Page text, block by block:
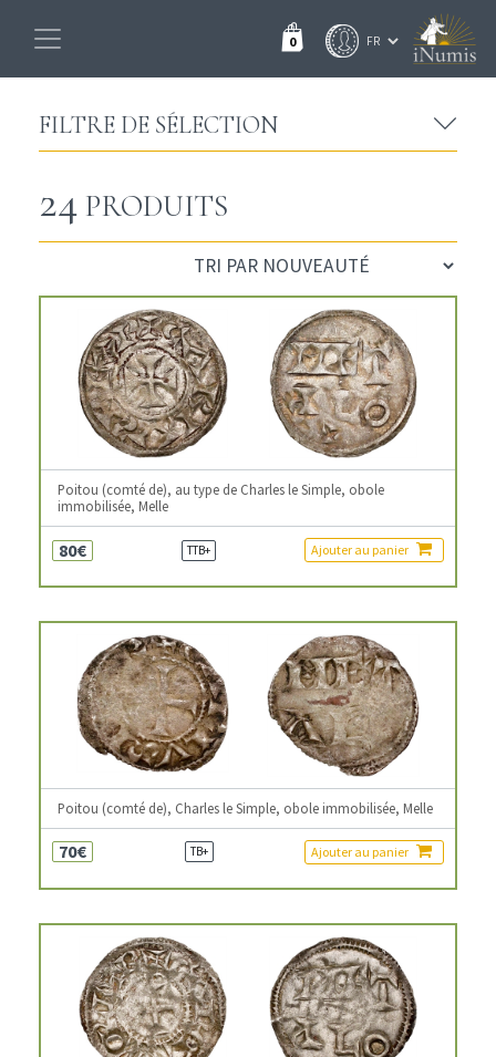
0
FILTRE DE SÉLECTION
24 PRODUITS
Poitou (comté de), au type de Charles le Simple, obole
immobilisée, Melle
80€ TTB+ Ajouter au panier
Poitou (comté de), Charles le Simple, obole immobilisée, Melle
70€ TB+ Ajouter au panier